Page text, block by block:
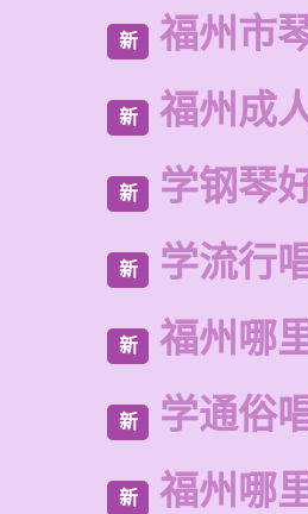
新 福州市
新 福州成
新 学钢琴
新 学流行
新 福州哪
新 学通俗
新 福州哪